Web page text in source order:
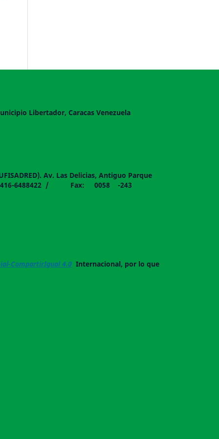
Libertador, Caracas Venezuela
Av. Las Delicias, Antiguo Parque
- 0416-6488422 / Fax: 0058 -243
CompartirIgual 4.0 Internacional, por lo que